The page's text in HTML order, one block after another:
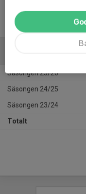
Säsongen 25/26
Säsongen 24/25
Säsongen 23/24
Totalt